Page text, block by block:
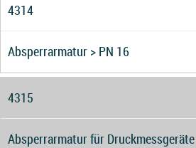
4314
Absperrarmatur > PN 16
4315
Absperrarmatur für Druckmessgeräte